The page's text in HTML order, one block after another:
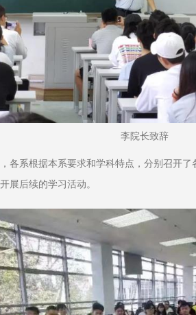
李院长致辞
各系根据本系要求和学科特点，分别召开
展后续的学习活动。